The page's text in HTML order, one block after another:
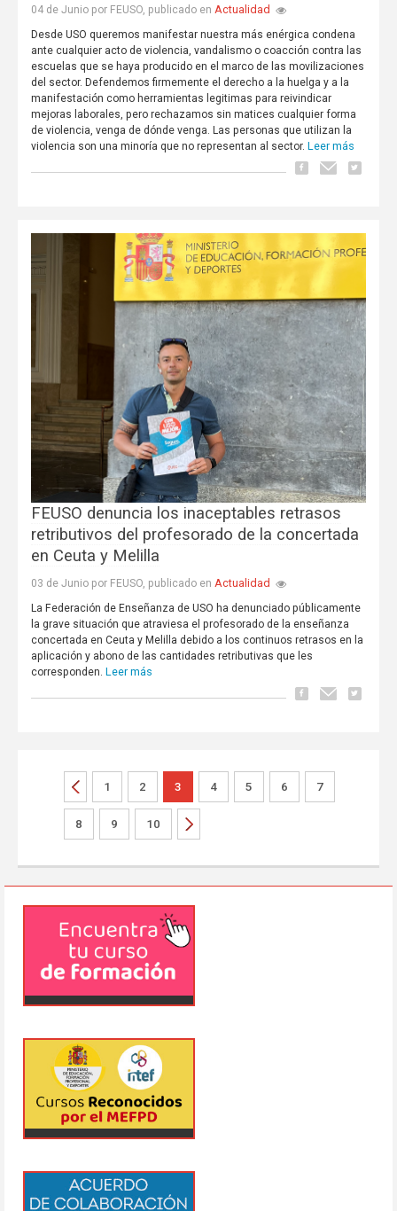
04 de Junio por FEUSO, publicado en Actualidad
Desde USO queremos manifestar nuestra más enérgica condena
ante cualquier acto de violencia, vandalismo o coacción contra las
escuelas que se haya producido en el marco de las movilizaciones
del sector. Defendemos firmemente el derecho a la huelga y a la
manifestación como herramientas legitimas para reivindicar
mejoras laborales, pero rechazamos sin matices cualquier forma
de violencia, venga de dónde venga. Las personas que utilizan la
violencia son una minoría que no representan al sector. Leer más
FEUSO denuncia los inaceptables retrasos
retributivos del profesorado de la concertada
en Ceuta y Melilla
03 de Junio por FEUSO, publicado en Actualidad
La Federación de Enseñanza de USO ha denunciado públicamente
la grave situación que atraviesa el profesorado de la enseñanza
concertada en Ceuta y Melilla debido a los continuos retrasos en la
aplicación y abono de las cantidades retributivas que les
corresponden. Leer más
1 2 3 4 5 6 7
8 9 10